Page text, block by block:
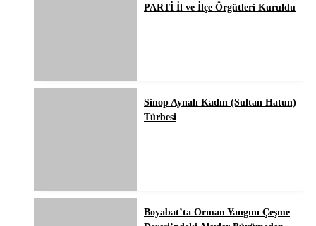
PARTİ İl ve İlçe Örgütleri Kuruldu
Sinop Aynalı Kadın (Sultan Hatun)
Türbesi
Boyabat’ta Orman Yangını Çeşme